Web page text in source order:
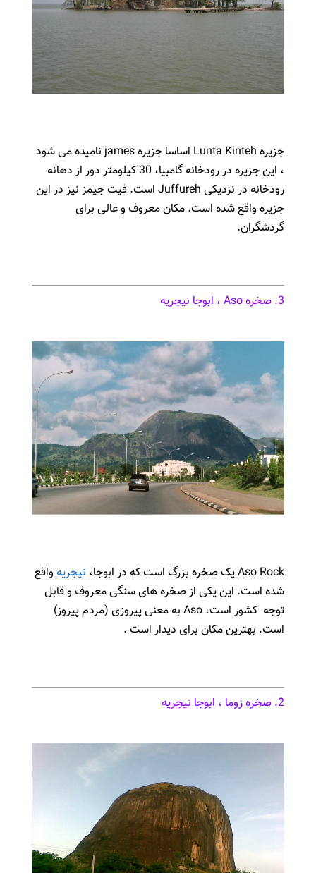
جزیره Lunta Kinteh اساسا جزیره james نامیده می شود
، این جزیره در رودخانه گامبیا، 30 کیلومتر دور از دهانه
رودخانه در نزدیکی Juffureh است. فیت جیمز نیز در این
جزیره واقع شده است. مکان معروف و عالی برای
گردشگران.
3. صخره Aso ، ابوجا نیجریه
Aso Rock یک صخره بزرگ است که در ابوجا، نیجریهواقع
شده است. این یکی از صخره های سنگی معروف و قابل
توجه کشور است، Aso به معنی پیروزی (مردم پیروز)
است. بهترین مکان برای دیدار است .
2. صخره زوما ، ابوجا نیجریه